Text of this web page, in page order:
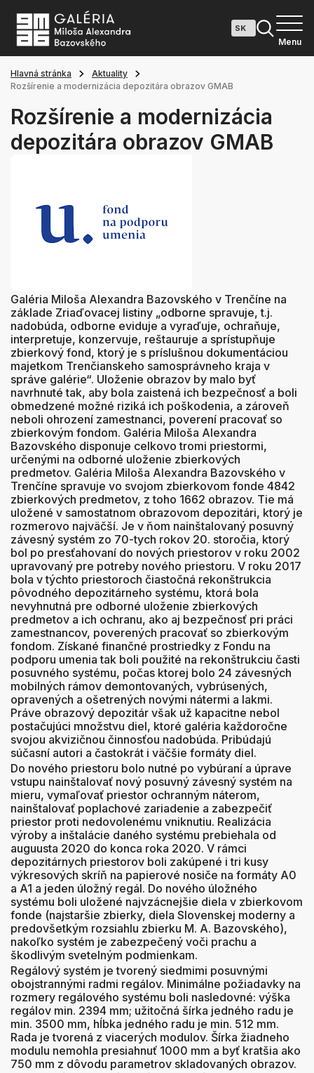
Menu
Hlavná stránka
Aktuality
Rozšírenie a modernizácia depozitára obrazov GMAB
Rozšírenie a modernizácia
depozitára obrazov GMAB
Galéria Miloša Alexandra Bazovského v Trenčíne na
základe Zriaďovacej listiny „odborne spravuje, t.j.
nadobúda, odborne eviduje a vyraďuje, ochraňuje,
interpretuje, konzervuje, reštauruje a sprístupňuje
zbierkový fond, ktorý je s príslušnou dokumentáciou
majetkom Trenčianskeho samosprávneho kraja v
správe galérie“. Uloženie obrazov by malo byť
navrhnuté tak, aby bola zaistená ich bezpečnosť a boli
obmedzené možné riziká ich poškodenia, a zároveň
neboli ohrození zamestnanci, poverení pracovať so
zbierkovým fondom. Galéria Miloša Alexandra
Bazovského disponuje celkovo tromi priestormi,
určenými na odborné uloženie zbierkových
predmetov. Galéria Miloša Alexandra Bazovského v
Trenčíne spravuje vo svojom zbierkovom fonde 4842
zbierkových predmetov, z toho 1662 obrazov. Tie má
uložené v samostatnom obrazovom depozitári, ktorý je
rozmerovo najväčší. Je v ňom nainštalovaný posuvný
závesný systém zo 70-tych rokov 20. storočia, ktorý
bol po presťahovaní do nových priestorov v roku 2002
upravovaný pre potreby nového priestoru. V roku 2017
bola v týchto priestoroch čiastočná rekonštrukcia
pôvodného depozitárneho systému, ktorá bola
nevyhnutná pre odborné uloženie zbierkových
predmetov a ich ochranu, ako aj bezpečnosť pri práci
zamestnancov, poverených pracovať so zbierkovým
fondom. Získané finančné prostriedky z Fondu na
podporu umenia tak boli použité na rekonštrukciu časti
posuvného systému, počas ktorej bolo 24 závesných
mobilných rámov demontovaných, vybrúsených,
opravených a ošetrených novými nátermi a lakmi.
Práve obrazový depozitár však už kapacitne nebol
postačujúci množstvu diel, ktoré galéria každoročne
svojou akvizičnou činnosťou nadobúda. Pribúdajú
súčasní autori a častokrát i väčšie formáty diel.
Do nového priestoru bolo nutné po vybúraní a úprave
vstupu nainštalovať nový posuvný závesný systém na
mieru, vymaľovať priestor ochranným náterom,
nainštalovať poplachové zariadenie a zabezpečiť
priestor proti nedovolenému vniknutiu. Realizácia
výroby a inštalácie daného systému prebiehala od
auguusta 2020 do konca roka 2020. V rámci
depozitárnych priestorov boli zakúpené i tri kusy
výkresových skríň na papierové nosiče na formáty A0
a A1 a jeden úložný regál. Do nového úložného
systému boli uložené najvzácnejšie diela v zbierkovom
fonde (najstaršie zbierky, diela Slovenskej moderny a
predovšetkým rozsiahlu zbierku M. A. Bazovského),
nakoľko systém je zabezpečený voči prachu a
škodlivým svetelným podmienkam.
Regálový systém je tvorený siedmimi posuvnými
obojstrannými radmi regálov. Minimálne požiadavky na
rozmery regálového systému boli nasledovné: výška
regálov min. 2394 mm; užitočná šírka jedného radu je
min. 3500 mm, hĺbka jedného radu je min. 512 mm.
Rada je tvorená z viacerých modulov. Šírka žiadneho
modulu nemohla presiahnuť 1000 mm a byť kratšia ako
750 mm z dôvodu parametrov skladovaných obrazov.